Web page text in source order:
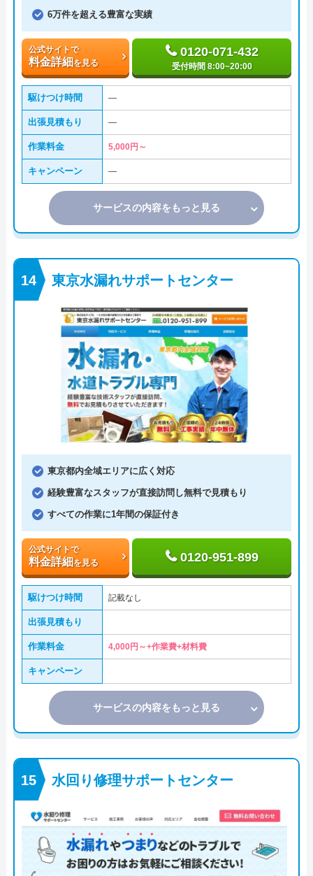
6万件を超える豊富な実績
公式サイトで
料金詳細を見る
0120-071-432
受付時間 8:00~20:00
駆けつけ時間 ―
出張見積もり ―
作業料金 5,000円～
キャンペーン ―
サービスの内容をもっと見る
東京水漏れサポートセンター
東京都内全域エリアに広く対応
経験豊富なスタッフが直接訪問し無料で見積もり
すべての作業に1年間の保証付き
公式サイトで
料金詳細を見る 0120-951-899
駆けつけ時間 記載なし
出張見積もり
作業料金 4,000円～+作業費+材料費
キャンペーン
サービスの内容をもっと見る
水回り修理サポートセンター